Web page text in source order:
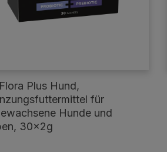
Plus Hund,
für
Hunde und
30x2g